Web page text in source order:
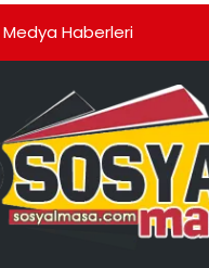
Haberleri